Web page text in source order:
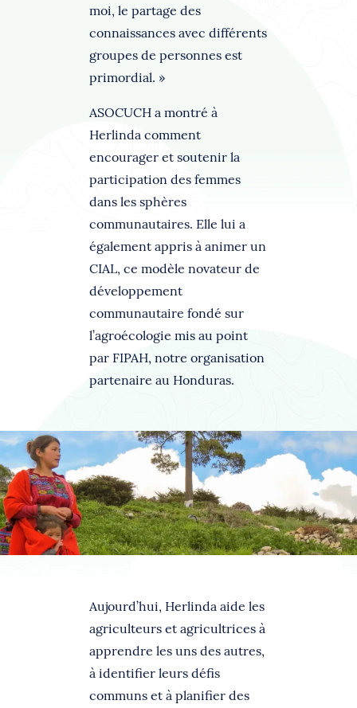
moi, le partage des
connaissances avec différents
groupes de personnes est
primordial. »
ASOCUCH a montré à
Herlinda comment
encourager et soutenir la
participation des femmes
dans les sphères
communautaires. Elle lui a
également appris à animer un
CIAL, ce modèle novateur de
développement
communautaire fondé sur
l’agroécologie mis au point
par FIPAH, notre organisation
partenaire au Honduras.
Aujourd’hui, Herlinda aide les
agriculteurs et agricultrices à
apprendre les uns des autres,
à identifier leurs défis
communs et à planifier des